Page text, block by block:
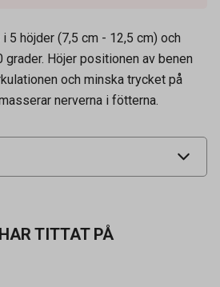
5 höjder (7,5 cm - 12,5 cm) och
grader. Höjer positionen av benen
och minska trycket på
nerverna i fötterna.
77010007
56155EU,9631117
56155EU
30191505
TITTAT PÅ